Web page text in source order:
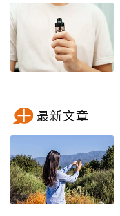
最新文章